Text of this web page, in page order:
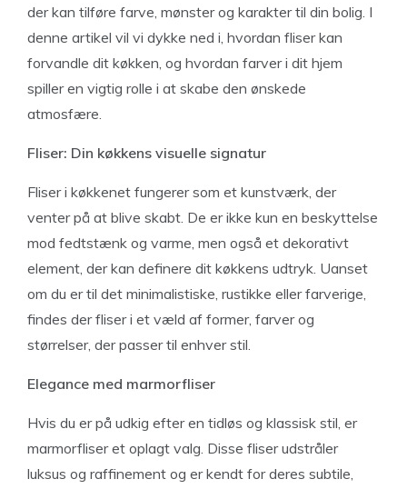
der kan tilføre farve, mønster og karakter til din bolig. I
denne artikel vil vi dykke ned i, hvordan fliser kan
forvandle dit køkken, og hvordan farver i dit hjem
spiller en vigtig rolle i at skabe den ønskede
atmosfære.
Fliser: Din køkkens visuelle signatur
Fliser i køkkenet fungerer som et kunstværk, der
venter på at blive skabt. De er ikke kun en beskyttelse
mod fedtstænk og varme, men også et dekorativt
element, der kan definere dit køkkens udtryk. Uanset
om du er til det minimalistiske, rustikke eller farverige,
findes der fliser i et væld af former, farver og
størrelser, der passer til enhver stil.
Elegance med marmorfliser
Hvis du er på udkig efter en tidløs og klassisk stil, er
marmorfliser et oplagt valg. Disse fliser udstråler
luksus og raffinement og er kendt for deres subtile,